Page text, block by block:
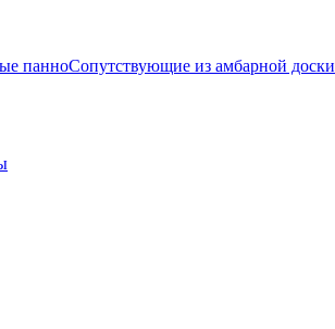
панноСопутствующие из амбарной доски